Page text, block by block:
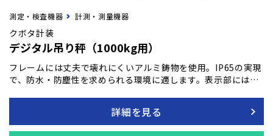
測定・検査機器 計測・測量機器
クボタ計装
デジタル吊り秤（1000kg用）
フレームには丈夫で壊れにくいアルミ鋳物を使用。IP65の実現
で、防水・防塵性を求められる環境に適します。表示部には文
き、ゼロリセット、ホールド、バッテリー残量チェック操作が
沿革で可能（有効距離：約10m）。電源オン時やリモコンによ
詳細を見る